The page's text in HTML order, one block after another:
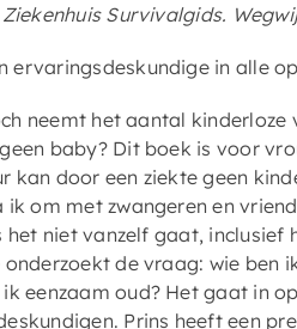
Ziekenhuis Survivalgids.
ervaringsdeskundige in alle
neemt het aantal
baby? Dit boek is voor
kan door een ziekte geen
om met zwangeren en
niet vanzelf gaat, inclusief
de vraag: wie ben
eenzaam oud? Het gaat in
Prins heeft een